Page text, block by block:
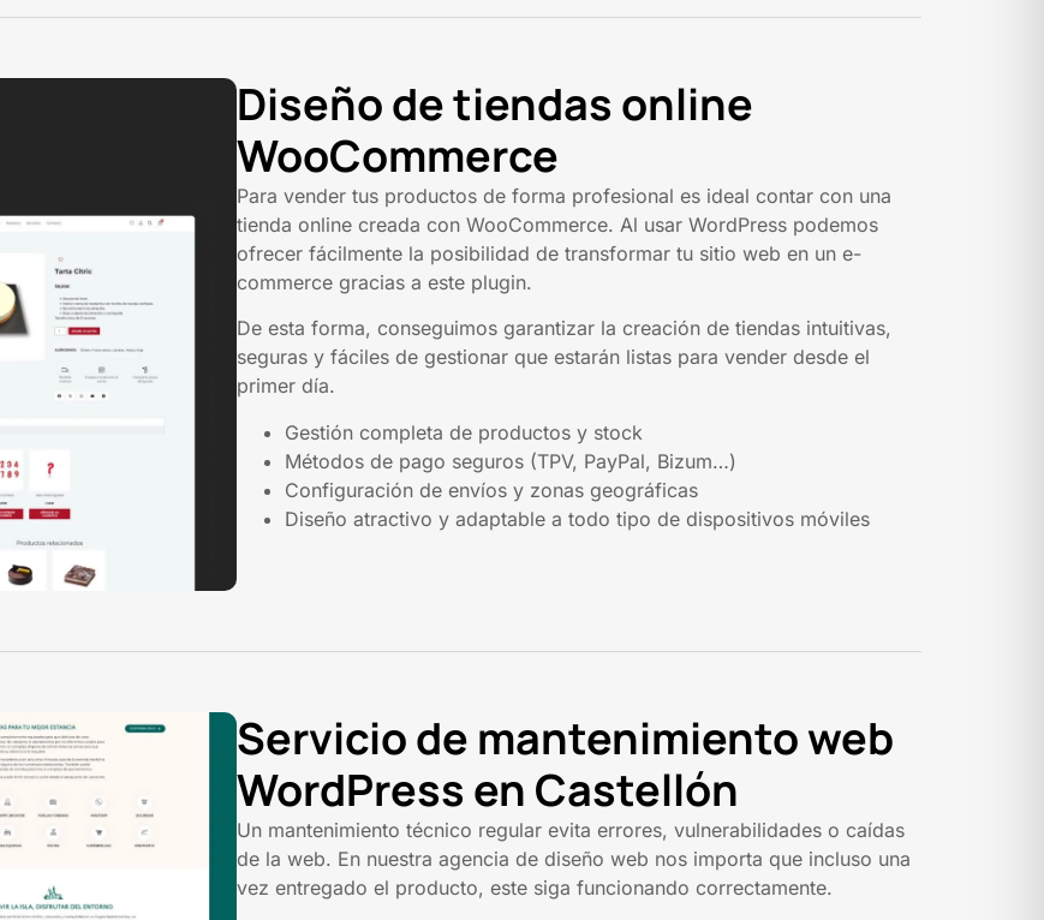
Diseño de tiendas online
WooCommerce
Para vender tus productos de forma profesional es ideal contar con una
tienda online creada con WooCommerce. Al usar WordPress podemos
ofrecer fácilmente la posibilidad de transformar tu sitio web en un e-
commerce gracias a este plugin.
De esta forma, conseguimos garantizar la creación de tiendas intuitivas,
seguras y fáciles de gestionar que estarán listas para vender desde el
primer día.
Gestión completa de productos y stock
Métodos de pago seguros (TPV, PayPal, Bizum…)
Configuración de envíos y zonas geográficas
Diseño atractivo y adaptable a todo tipo de dispositivos móviles
Servicio de mantenimiento web
WordPress en Castellón
Un mantenimiento técnico regular evita errores, vulnerabilidades o caídas
de la web. En nuestra agencia de diseño web nos importa que incluso una
vez entregado el producto, este siga funcionando correctamente.